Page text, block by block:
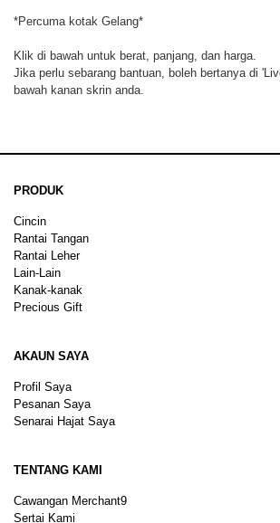
*Percuma kotak Gelang*
Klik di bawah untuk berat, panjang, dan harga.
Jika perlu sebarang bantuan, boleh bertanya di
bawah kanan skrin anda.
PRODUK
Cincin
Rantai Tangan
Rantai Leher
Lain-Lain
Kanak-kanak
Precious Gift
AKAUN SAYA
Profil Saya
Pesanan Saya
Senarai Hajat Saya
TENTANG KAMI
Cawangan Merchant9
Sertai Kami